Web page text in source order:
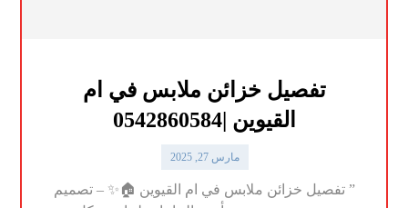
تفصيل خزائن ملابس في ام
القيوين |0542860584
مارس 27, 2025
” تفصيل خزائن ملابس في ام القيوين 🏠✨ – تصميم